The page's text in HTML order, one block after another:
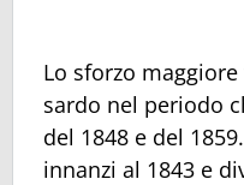
Lo sforzo
sardo nel periodo
del 1848 e del
innanzi al 1843 e